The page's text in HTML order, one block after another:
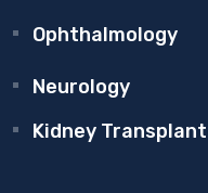
Ophthalmology
Neurology
Kidney Transplant